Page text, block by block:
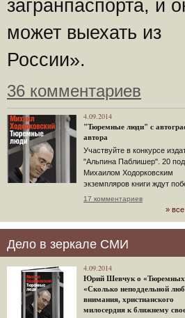
загранпаспорта, и
может выехать из
России».
36 комментариев
4.09.2014
"Тюремные люди" с
автора
Участвуйте в конкурсе
"Альпина Паблишер". 20
Михаилом Ходорковским
экземпляров книги ждут
17 комментариев
»
Дело в зеркале СМИ
4.09.2014
Юрий Шевчук о «Тюремных
«Сколько неподдельной
внимания, христианского
милосердия к ближнему